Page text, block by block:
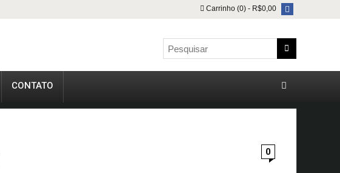
Carrinho (0) - R$0,00
CONTATO
0